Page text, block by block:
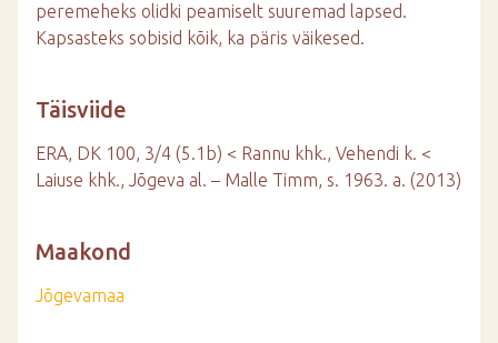
peremeheks olidki peamiselt suuremad lapsed.
Kapsasteks sobisid kõik, ka päris väikesed.
Täisviide
ERA, DK 100, 3/4 (5.1b) < Rannu khk., Vehendi k. <
Laiuse khk., Jõgeva al. – Malle Timm, s. 1963. a. (2013)
Maakond
Jõgevamaa